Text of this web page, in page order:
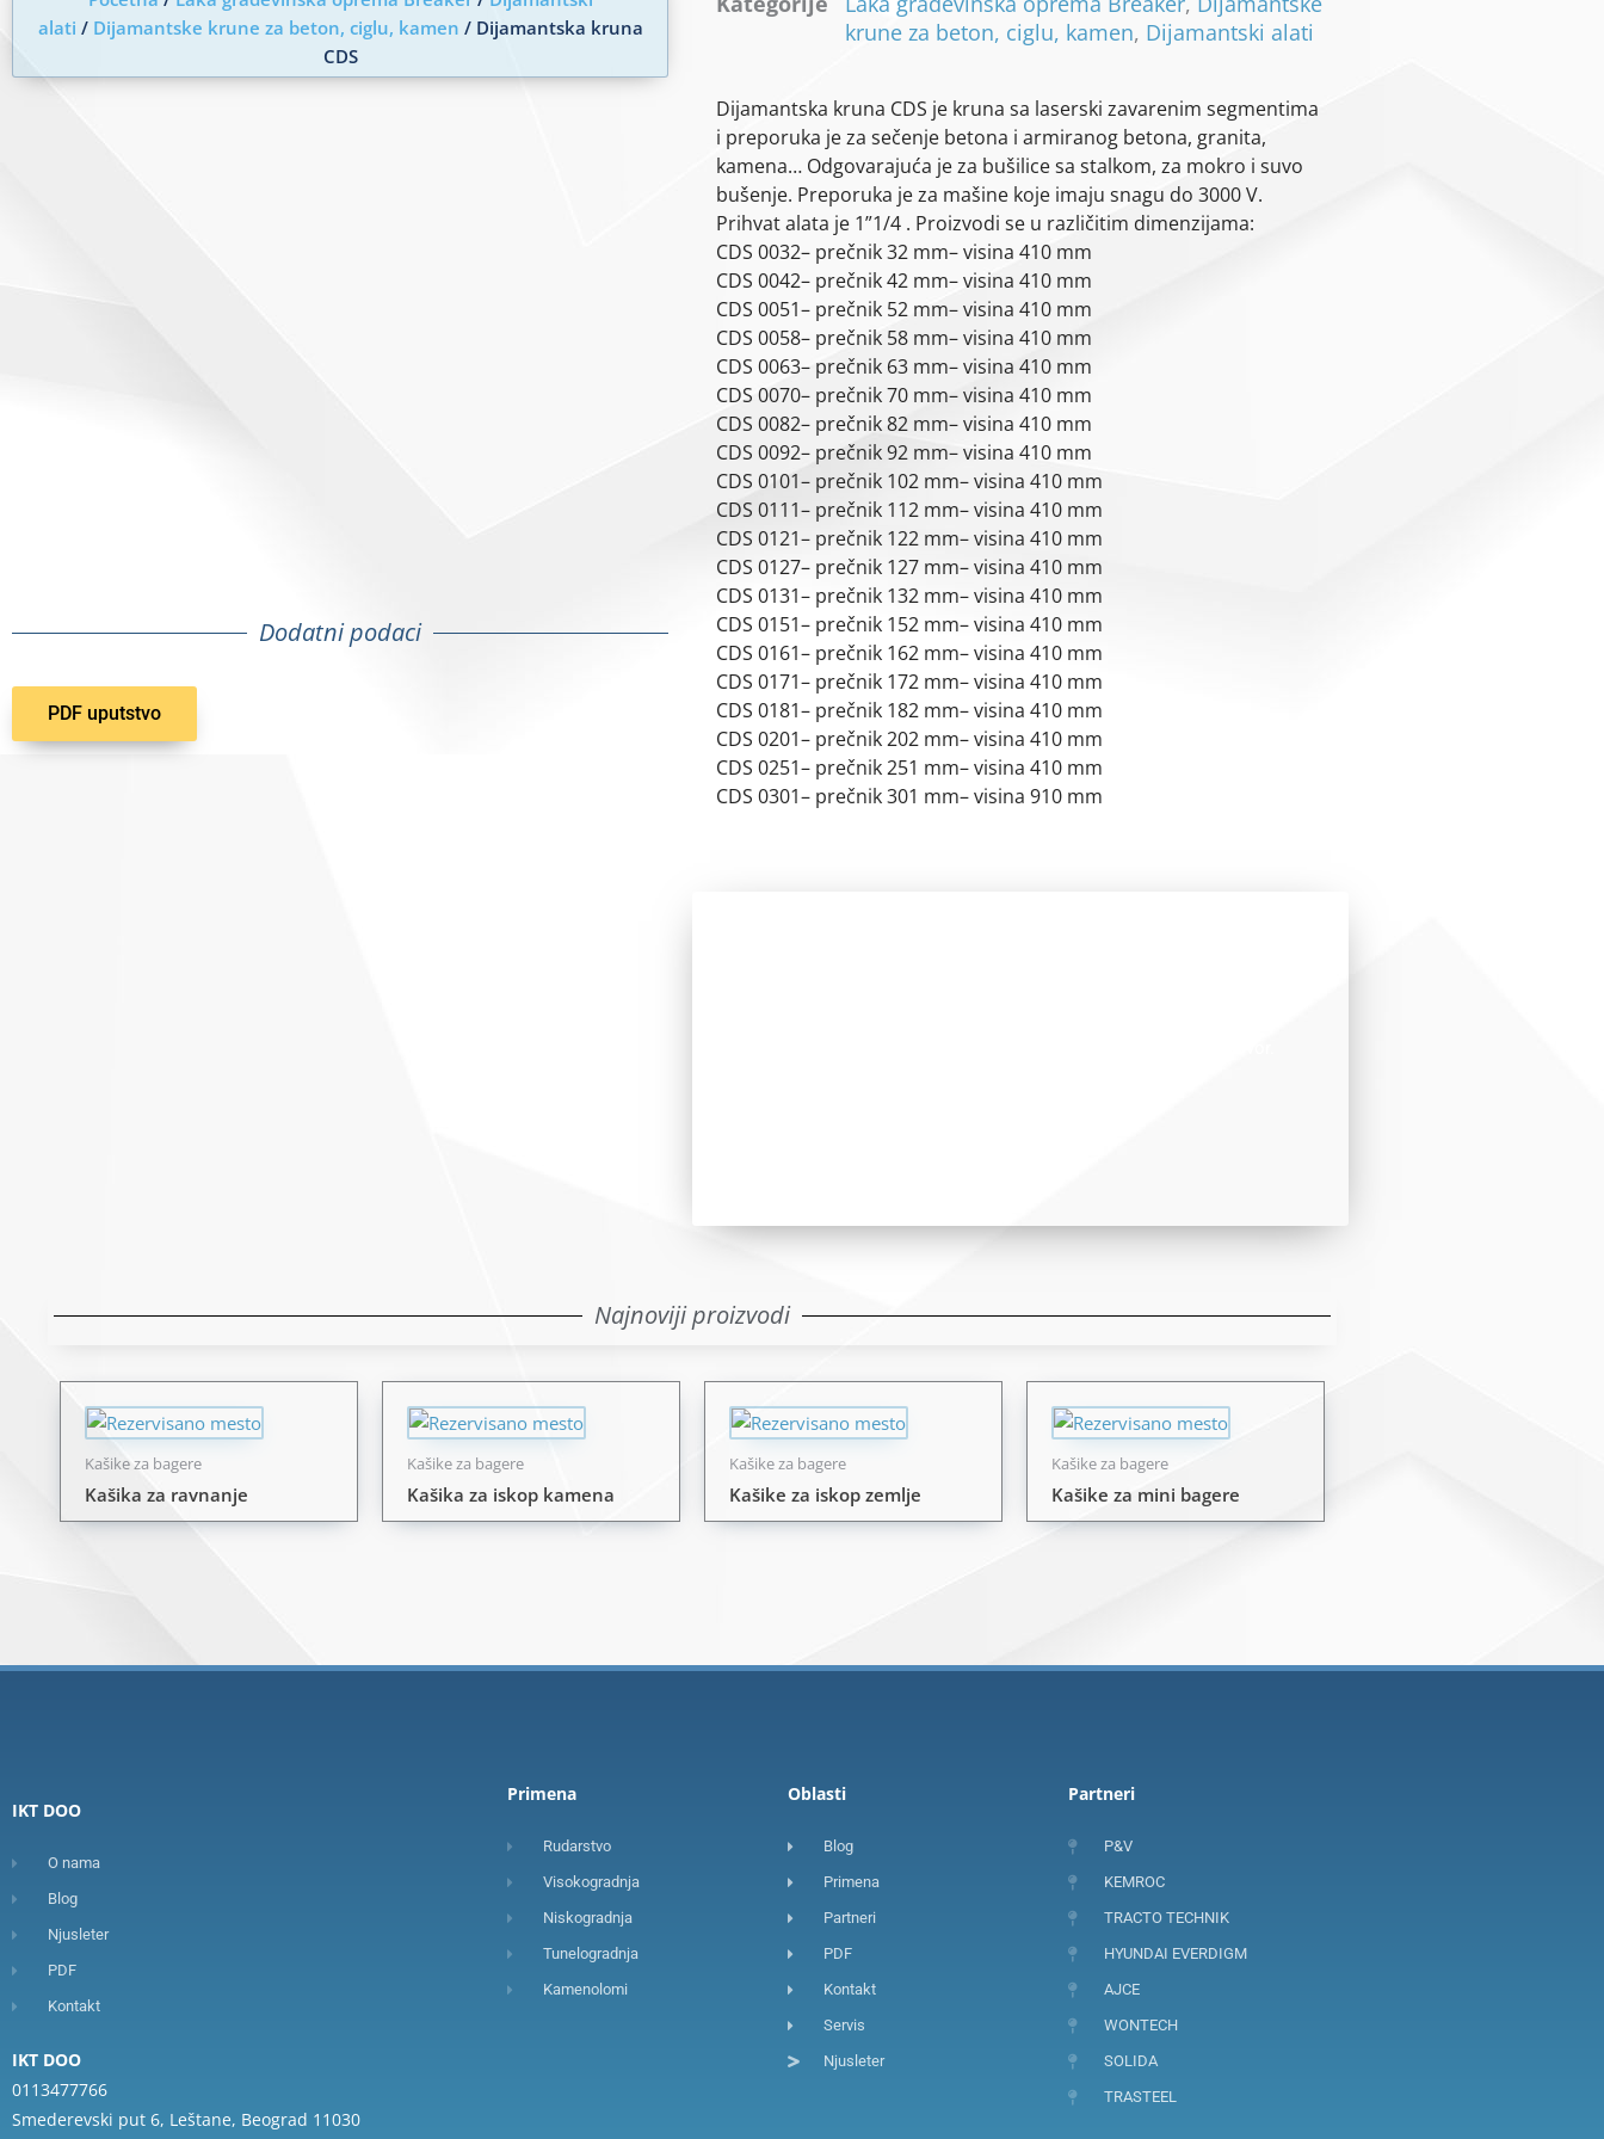
alati / Dijamantske krune za beton, ciglu, kamen / Dijamantska kruna
CDS
Dodatni podaci
PDF uputstvo
krune za beton, ciglu, kamen, Dijamantski alati
Dijamantska kruna CDS je kruna sa laserski zavarenim segmentima
i preporuka je za sečenje betona i armiranog betona, granita,
kamena… Odgovarajuća je za bušilice sa stalkom, za mokro i suvo
bušenje. Preporuka je za mašine koje imaju snagu do 3000 V.
Prihvat alata je 1”1/4 . Proizvodi se u različitim dimenzijama:
CDS 0032– prečnik 32 mm–visina 410 mm
CDS 0042– prečnik 42 mm–visina 410 mm
CDS 0051– prečnik 52 mm–visina 410 mm
CDS 0058– prečnik 58 mm–visina 410 mm
CDS 0063– prečnik 63 mm–visina 410 mm
CDS 0070– prečnik 70 mm–visina 410 mm
CDS 0082– prečnik 82 mm–visina 410 mm
CDS 0092– prečnik 92 mm–visina 410 mm
CDS 0101– prečnik 102 mm–visina 410 mm
CDS 0111– prečnik 112 mm–visina 410 mm
CDS 0121– prečnik 122 mm–visina 410 mm
CDS 0127– prečnik 127 mm–visina 410 mm
CDS 0131– prečnik 132 mm–visina 410 mm
CDS 0151– prečnik 152 mm–visina 410 mm
CDS 0161– prečnik 162 mm–visina 410 mm
CDS 0171– prečnik 172 mm–visina 410 mm
CDS 0181– prečnik 182 mm–visina 410 mm
CDS 0201– prečnik 202 mm–visina 410 mm
CDS 0251– prečnik 251 mm–visina 410 mm
CDS 0301– prečnik 301 mm–visina 910 mm
Najnoviji proizvodi
Kašike za bagere
Kašika za ravnanje
Kašike za bagere
Kašika za iskop kamena
Kašike za bagere
Kašike za iskop zemlje
Kašike za bagere
Kašike za mini bagere
IKT DOO
O nama
Blog
Njusleter
PDF
Kontakt
IKT DOO
0113477766
Smederevski put 6, Leštane, Beograd 11030
Primena
Rudarstvo
Visokogradnja
Niskogradnja
Tunelogradnja
Kamenolomi
Oblasti
Blog
Primena
Partneri
PDF
Kontakt
Servis
Njusleter
Partneri
P&V
KEMROC
TRACTO TECHNIK
HYUNDAI EVERDIGM
AJCE
WONTECH
SOLIDA
TRASTEEL